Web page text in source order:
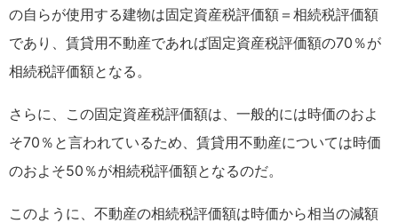
の自らが使用する建物は固定資産税評価額＝相続税評価額
であり、賃貸用不動産であれば固定資産税評価額の70％が
相続税評価額となる。
さらに、この固定資産税評価額は、一般的には時価のおよ
そ70％と言われているため、賃貸用不動産については時価
のおよそ50％が相続税評価額となるのだ。
このように、不動産の相続税評価額は時価から相当の減額